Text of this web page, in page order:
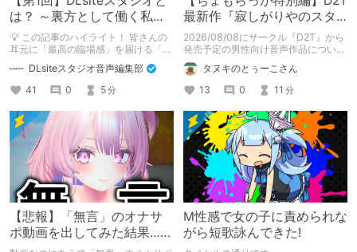
は？ ～裏方として働く私た
ちの紹介
💡 この記事のハイライト！ 皆さんの
耳元に「最高の臨場感」を届ける「サ
舞台裏を大公開！ スマートな専門
職……と思いきや、実態は「音の変態
（褒め言葉）」が集まるチーム！？
成人男性スタッフがダミヘに抱きつ
き、スタジオにアダルトグッズが転が
る超大真面目な理由とは？ クオリテ
ィ向上のための、ちょっとシュールな
（？）試行錯誤をたっぷりご紹介しま
す！
DLsiteスタジオ音声編集部
41
0 5分
最新作『寂しがりやのスタ
ーダストと触れあって』制
作陣にインタビュー！🎤
2026/08/08にサークル『D2T』から
発売予定の男性向け音声作品について
逆神ラニさんと不束こけしさんにお話
聞いちゃいました！夏コミに関する告
知もあります！
タヌキのとぅーこさん
13
0 11 分
【悲報】「無言」のオナサ
ポ動画を出してみた結果……
M性感で女の子に責められな
がら短歌詠んできた!